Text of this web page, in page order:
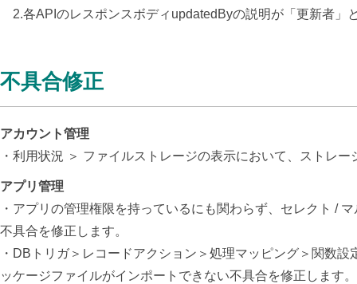
2.各APIのレスポンスボディupdatedByの説明が「更新者」
不具合修正
アカウント管理
・利用状況 ＞ ファイルストレージの表示において、ストレ
アプリ管理
・アプリの管理権限を持っているにも関わらず、セレクト /
不具合を修正します。
・DBトリガ＞レコードアクション＞処理マッピング＞関数
ッケージファイルがインポートできない不具合を修正します